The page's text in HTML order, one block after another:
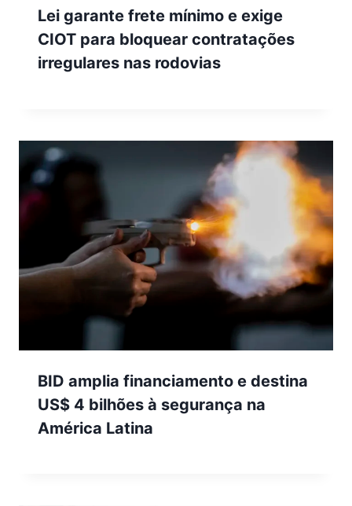
Lei garante frete mínimo e exige
CIOT para bloquear contratações
irregulares nas rodovias
BID amplia financiamento e destina
US$ 4 bilhões à segurança na
América Latina